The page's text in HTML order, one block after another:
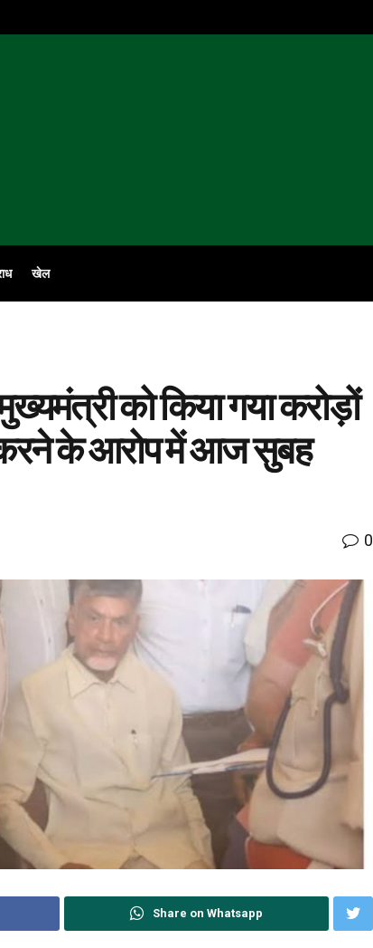
खेल
को किया गया करोड़ों
करने के आरोप में आज सुबह
0
Share on Whatsapp